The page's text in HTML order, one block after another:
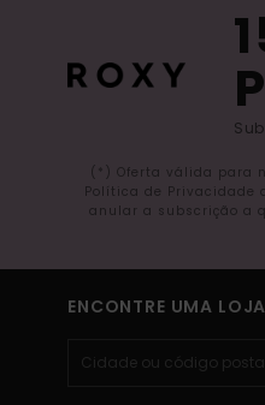
(*) Oferta válida para
Política de Privacidade
anular a subscrição a
ENCONTRE UMA LOJA